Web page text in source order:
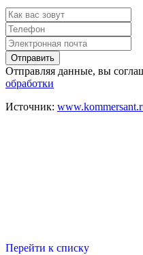
Отправить
Отправляя данные, вы
обработки
Источник:
Перейти к списку